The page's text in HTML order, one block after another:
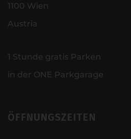
1100 Wien
Austria
1 Stunde gratis Parken
in der ONE Parkgarage
ÖFFNUNGSZEITEN